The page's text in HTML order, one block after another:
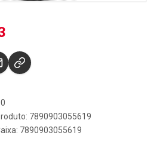
7890903055619
7890903055619